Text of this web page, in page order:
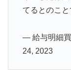
てるとのこと
— 給与明細
24, 2023